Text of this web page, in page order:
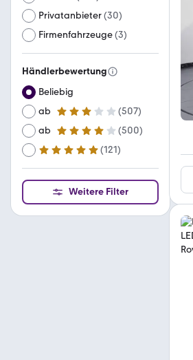
Privatanbieter(30)
Firmenfahrzeuge(3)
Händlerbewertung
Beliebig
ab
3 Sterne (507)
ab
4 Sterne (500)
ab
5 Sterne (121)
Weitere Filter